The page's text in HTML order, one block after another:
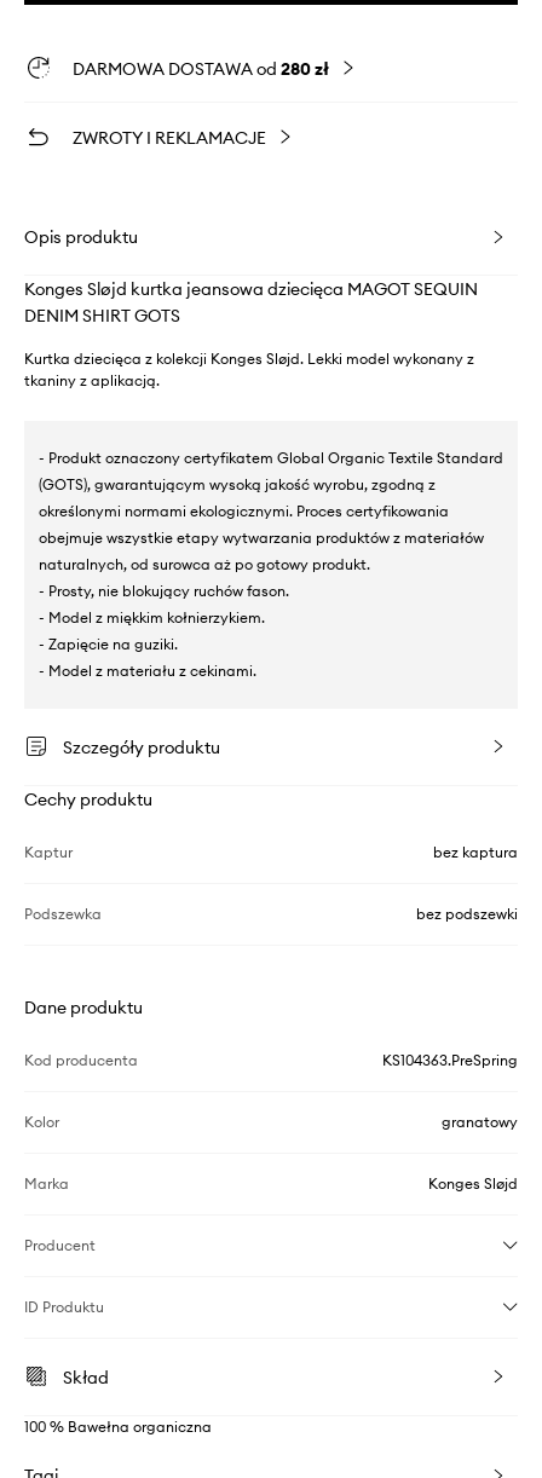
DARMOWA DOSTAWA od 280 zł
ZWROTY I REKLAMACJE
Opis produktu
Konges Sløjd kurtka jeansowa dziecięca MAGOT SEQUIN
DENIM SHIRT GOTS
Kurtka dziecięca z kolekcji Konges Sløjd. Lekki model wykonany z
tkaniny z aplikacją.
- Produkt oznaczony certyfikatem Global Organic Textile Standard
(GOTS), gwarantującym wysoką jakość wyrobu, zgodną z
określonymi normami ekologicznymi. Proces certyfikowania
obejmuje wszystkie etapy wytwarzania produktów z materiałów
naturalnych, od surowca aż po gotowy produkt.
- Prosty, nie blokujący ruchów fason.
- Model z miękkim kołnierzykiem.
- Zapięcie na guziki.
- Model z materiału z cekinami.
Szczegóły produktu
Cechy produktu
Kaptur bez kaptura
Podszewka bez podszewki
Dane produktu
Kod producenta KS104363.PreSpring
Kolor granatowy
Marka Konges Sløjd
Producent
ID Produktu
Skład
100 % Bawełna organiczna